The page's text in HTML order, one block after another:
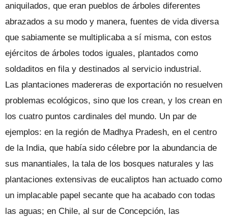
aniquilados, que eran pueblos de árboles diferentes
abrazados a su modo y manera, fuentes de vida diversa
que sabiamente se multiplicaba a sí misma, con estos
ejércitos de árboles todos iguales, plantados como
soldaditos en fila y destinados al servicio industrial.
Las plantaciones madereras de exportación no resuelven
problemas ecológicos, sino que los crean, y los crean en
los cuatro puntos cardinales del mundo. Un par de
ejemplos: en la región de Madhya Pradesh, en el centro
de la India, que había sido célebre por la abundancia de
sus manantiales, la tala de los bosques naturales y las
plantaciones extensivas de eucaliptos han actuado como
un implacable papel secante que ha acabado con todas
las aguas; en Chile, al sur de Concepción, las